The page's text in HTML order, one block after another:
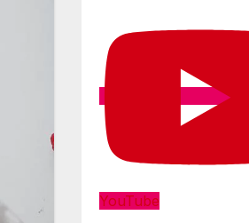
YouTube